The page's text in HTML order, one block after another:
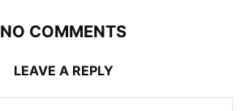
NO COMMENTS
LEAVE A REPLY